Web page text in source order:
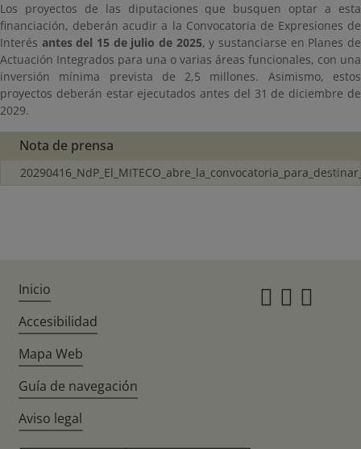
Los proyectos de las diputaciones que busquen optar a esta
financiación, deberán acudir a la Convocatoria de Expresiones de
Interés antes del 15 de julio de 2025, y sustanciarse en Planes de
Actuación Integrados para una o varias áreas funcionales, con una
inversión mínima prevista de 2,5 millones. Asimismo, estos
proyectos deberán estar ejecutados antes del 31 de diciembre de
2029.
Nota de prensa
Inicio
Accesibilidad
Mapa Web
Guía de navegación
Aviso legal